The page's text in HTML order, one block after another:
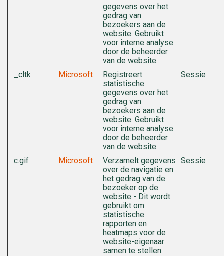
gegevens over het
gedrag van
bezoekers aan de
website. Gebruikt
voor interne analyse
door de beheerder
van de website.
_cltk Microsoft
Registreert
statistische
gegevens over het
gedrag van
bezoekers aan de
website. Gebruikt
voor interne analyse
door de beheerder
van de website.
Sessie
c.gif Microsoft
Verzamelt gegevens
over de navigatie en
het gedrag van de
bezoeker op de
website - Dit wordt
gebruikt om
statistische
rapporten en
heatmaps voor de
website-eigenaar
samen te stellen.
Sessie